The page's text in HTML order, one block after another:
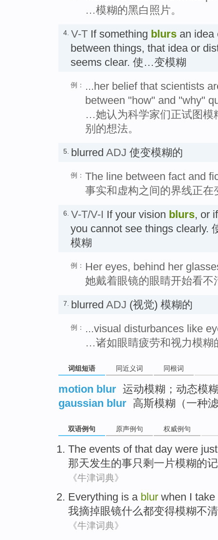
…模糊的黑白照片。
4. V-T If something blurs an idea
between things, that idea or
seems clear. 使…变模糊
例：
...her belief that scientists
between "how" and "why"
…她认为科学家们正试图模
别的想法。
5. blurred ADJ 使变模糊的
例： The line between fact and
事实和虚构之间的界线正在
6. V-T/V-I If your vision blurs, or
you cannot see things clearly.
模糊
例： Her eyes, behind her
她戴着眼镜的眼睛开始看不
7. blurred ADJ (视觉) 模糊的
例：
...visual disturbances like
…诸如眼睛疲劳和视力模糊
词组短语 同近义词 同根词
motion blur 运动模糊；动态模
gaussian blur 高斯模糊（一种
双语例句 原声例句 权威例句
The events ofthat day were just
那天发生的事只剩 一片模糊的
《牛津词典》
Everything is a blur when I
我摘掉眼镜什么都变得模糊不清
《牛津词典》